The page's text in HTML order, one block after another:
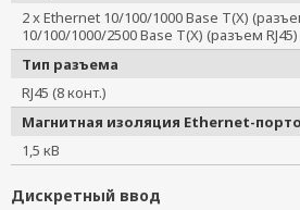
2 x Ethernet 10/100/1000 Base T(X)
10/100/1000/2500 Base T(X) (разъем
Тип разъема
RJ45 (8 конт.)
Магнитная изоляция Ethernet-
1,5 кВ
Дискретный ввод